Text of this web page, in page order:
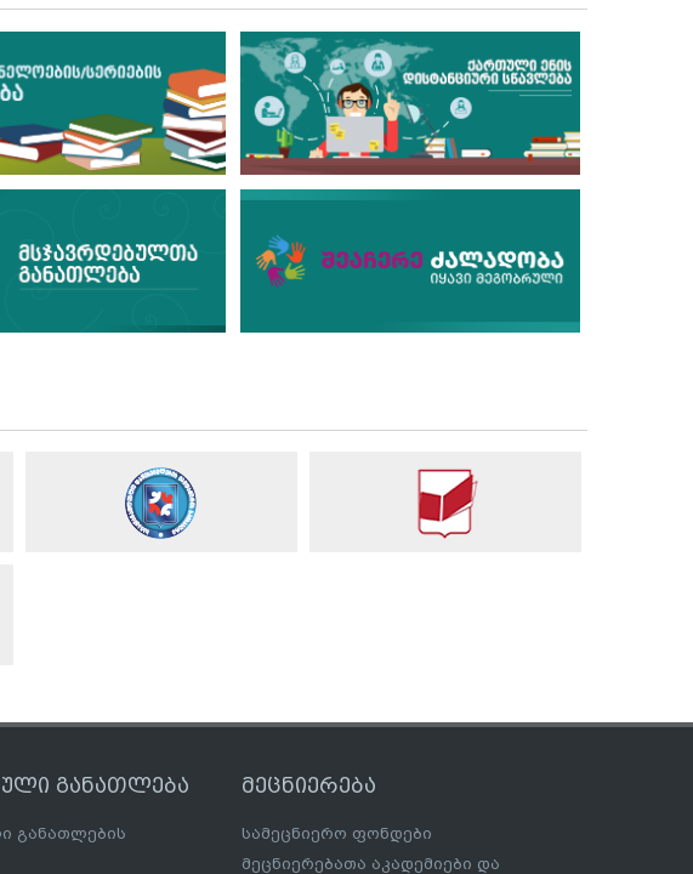
განათლება
განათლების
მეცნიერება
სამეცნიერო ფონდები
მეცნიერებათა აკადემიები და